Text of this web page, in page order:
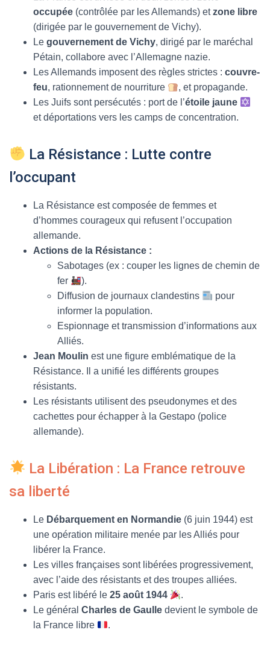
occupée (contrôlée par les Allemands) etzone libre
(dirigée par le gouvernement de Vichy).
Le gouvernement de Vichy, dirigé par le maréchal
Pétain, collabore avec l’Allemagne nazie.
Les Allemands imposent des règles strictes : couvre-
feu, rationnement de nourriture
, et propagande.
Les Juifs sont persécutés : port de l’étoile jaune
et déportations vers les camps de concentration.
La Résistance : Lutte contre
l’occupant
La Résistance est composée de femmes et
d’hommes courageux qui refusent l’occupation
allemande.
Actions de la Résistance :
Sabotages (ex : couper les lignes de chemin de
fer
).
Diffusion de journaux clandestins
pour
informer la population.
Espionnage et transmission d’informations aux
Alliés.
Jean Moulin est une figure emblématique de la
Résistance. Il a unifié les différents groupes
résistants.
Les résistants utilisent des pseudonymes et des
cachettes pour échapper à la Gestapo (police
allemande).
La Libération : La France retrouve
sa liberté
Le Débarquement en Normandie (6 juin 1944) est
une opération militaire menée par les Alliés pour
libérer la France.
Les villes françaises sont libérées progressivement,
avec l’aide des résistants et des troupes alliées.
Paris est libéré le 25 août 1944
.
Le général Charles de Gaulle devient le symbole de
la France libre
.